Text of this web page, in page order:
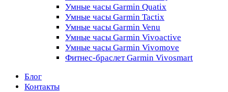
Умные часы Garmin Quatix
Умные часы Garmin Tactix
Умные часы Garmin Venu
Умные часы Garmin Vivoactive
Умные часы Garmin Vivomove
Фитнес-браслет Garmin Vivosmart
Блог
Контакты